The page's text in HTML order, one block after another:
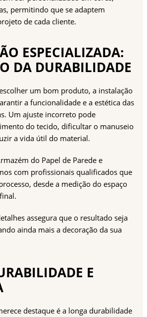
permitindo que se adaptem
de cada cliente.
ESPECIALIZADA:
DA DURABILIDADE
um bom produto, a instalação
a funcionalidade e a estética das
Um ajuste incorreto pode
do tecido, dificultar o manuseio
a vida útil do material.
do Papel de Parede e
com profissionais qualificados que
desde a medição do espaço
assegura que o resultado seja
ainda mais a decoração da sua
E
destaque é a longa durabilidade